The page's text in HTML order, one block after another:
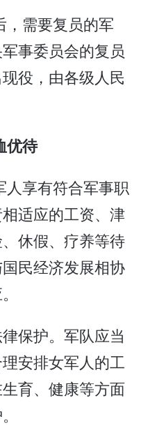
，需要复员的军
事委员会的复员
役，由各级人民
优待
享有符合军事职
适应的工资、津
休假、疗养等待
民经济发展相协
保护。军队应当
安排女军人的工
育、健康等方面